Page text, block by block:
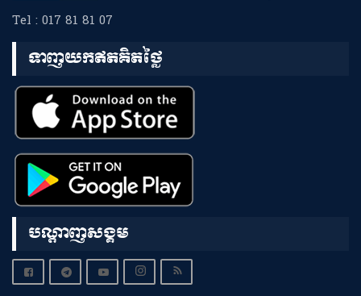
Tel : 017 81 81 07
ទាញយកឥតគិតថ្លៃ
បណ្តាញសង្គម